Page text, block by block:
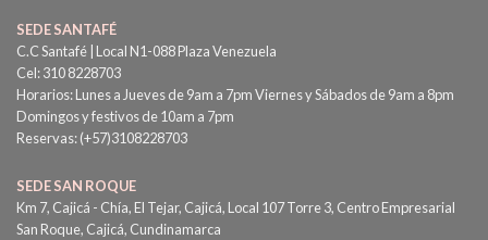
SEDE SANTAFÉ
C.C Santafé | Local N1-088 Plaza Venezuela
Cel: 310 8228703
Horarios: Lunes a Jueves de 9am a 7pm Viernes y Sábados de 9am a 8pm
Domingos y festivos de 10am a 7pm
Reservas: (+57)3108228703
SEDE SAN ROQUE
Km 7, Cajicá - Chía, El Tejar, Cajicá, Local 107 Torre 3, Centro Empresarial
San Roque, Cajicá, Cundinamarca